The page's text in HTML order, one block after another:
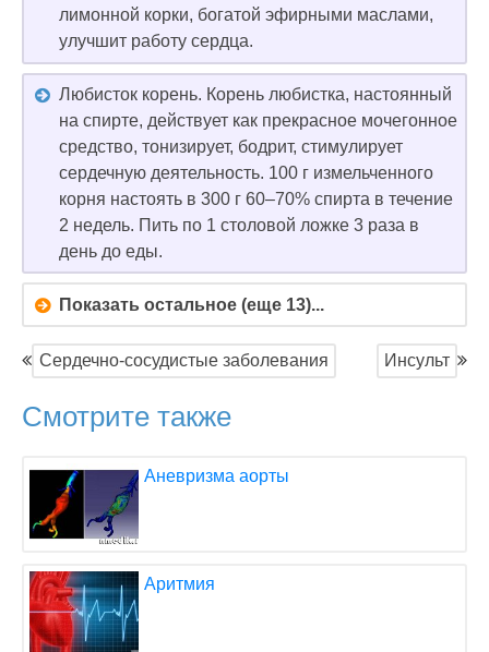
лимонной корки, богатой эфирными маслами,
улучшит работу сердца.
Любисток корень. Корень любистка, настоянный
на спирте, действует как прекрасное мочегонное
средство, тонизирует, бодрит, стимулирует
сердечную деятельность. 100 г измельченного
корня настоять в 300 г 60–70% спирта в течение
2 недель. Пить по 1 столовой ложке 3 раза в
день до еды.
Показать остальное (еще 13)...
Сердечно-сосудистые заболевания Инсульт
Смотрите также
Аневризма аорты
Аритмия